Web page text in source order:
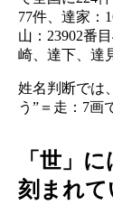
77件、達家：
山：23902番
崎、達下、達
姓名判断では
う”＝走：7画
「世」
刻まれて